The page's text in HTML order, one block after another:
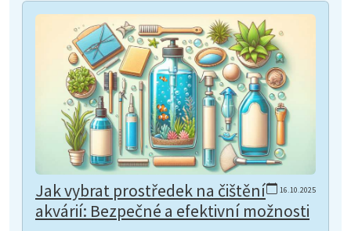
16.10.2025
Jak vybrat prostředek na čištění
akvárií: Bezpečné a efektivní možnosti